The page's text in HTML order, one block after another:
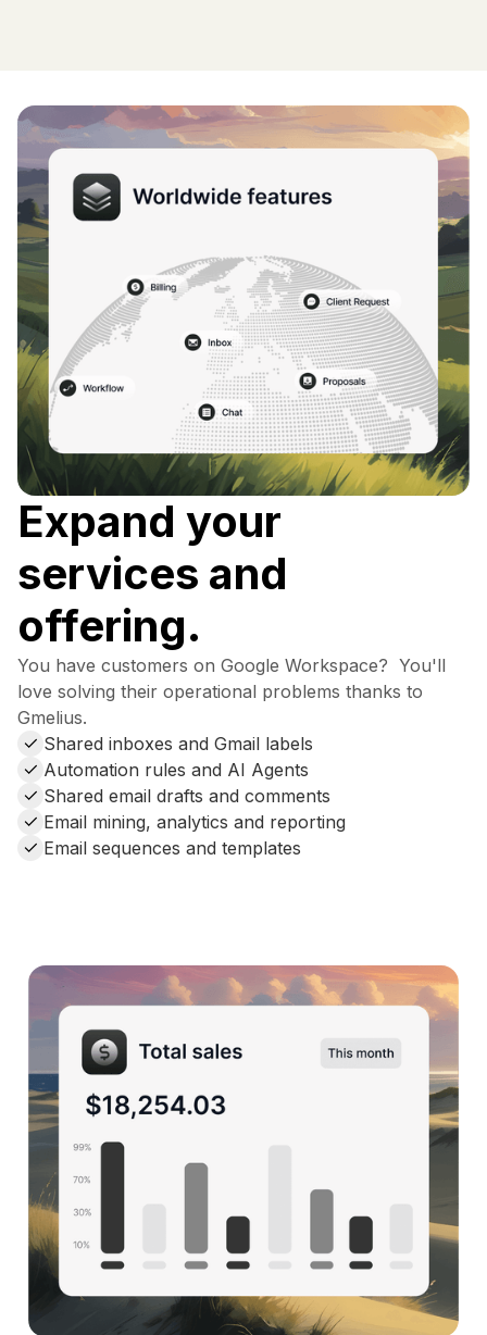
Expand your
services and
offering.
You have customers on Google Workspace? You'll
love solving their operational problems thanks to
Gmelius.
Shared inboxes and Gmail labels
Automation rules and AI Agents
Shared email drafts and comments
Email mining, analytics and reporting
Email sequences and templates